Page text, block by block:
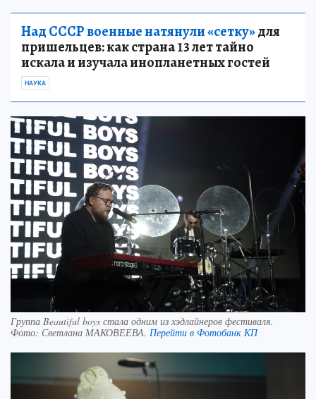
Над СССР военные натянули «сетку»для
пришельцев: как страна 13 лет тайно
искала и изучала инопланетных гостей
НАУКА
Группа Beautiful boys стала одним из хэдлайнеров фестиваля.
Фото: Светлана МАКОВЕЕВА. Перейти в Фотобанк КП